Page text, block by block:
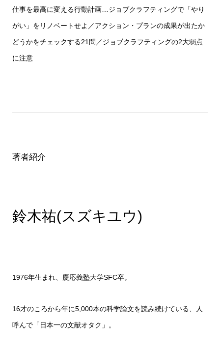
仕事を最高に変える行動計画…ジョブクラフティングで「やり
がい」をリノベートせよ／アクション・プランの成果が出たか
どうかをチェックする21問／ジョブクラフティングの2大弱点
に注意
著者紹介
鈴木祐(スズキユウ)
1976年生まれ、慶応義塾大学SFC卒。
16才のころから年に5,000本の科学論文を読み続けている、人
呼んで「日本一の文献オタク」。